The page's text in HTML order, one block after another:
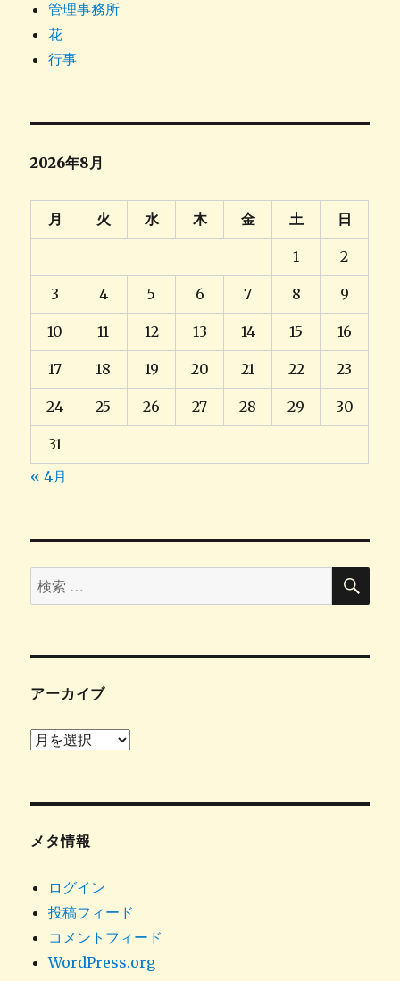
管理事務所
花
行事
2026年8月
月 火 水 木 金 土 日
1 2
3 4 5 6 7 8 9
10 11 12 13 14 15 16
17 18 19 20 21 22 23
24 25 26 27 28 29 30
31
« 4月
検
索
象:
検
アーカイブ
ア
ブ
メタ情報
ログイン
投稿フィード
コメントフィード
WordPress.org